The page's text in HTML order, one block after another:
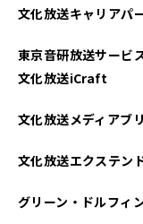
文化放送キャリアパ
東京音研放送サービ
文化放送iCraft
文化放送メディアブ
文化放送エクステン
グリーン・ドルフィ